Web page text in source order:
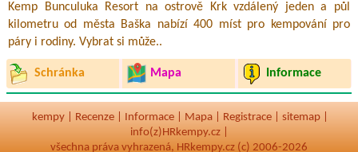
Kemp Bunculuka Resort na ostrově Krk vzdálený jeden a půl
kilometru od města Baška nabízí 400 míst pro kempování pro
páry i rodiny. Vybrat si může..
Schránka Mapa Informace
kempy Recenze Informace Mapa Registrace sitemap
info(z)HRkempy.cz |
všechna práva vyhrazená, HRkempy.cz (c) 2006-2026